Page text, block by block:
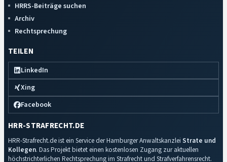
HRRS-Beiträge suchen
Archiv
Rechtsprechung
TEILEN
LinkedIn
Xing
Facebook
HRR-STRAFRECHT.DE
HRR-Strafrecht.de ist ein Service der Hamburger Anwaltskanzlei Strate und
Kollegen. Das Projekt bietet einen kostenlosen Zugang zur aktuellen
höchstrichterlichen Rechtsprechung im Strafrecht und Strafverfahrensrecht.